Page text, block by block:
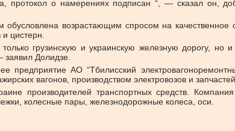
протокол о намерениях подписан “, — сказал он,
возрастающим спросом на качественное
цистерн.
грузинскую и украинскую железную дорогу, но и
Долидзе.
предприятие АО “Тбилисский
вагонов, производством электровозов и
производителей транспортных средств.
колесные пары, железнодорожные колеса, оси.